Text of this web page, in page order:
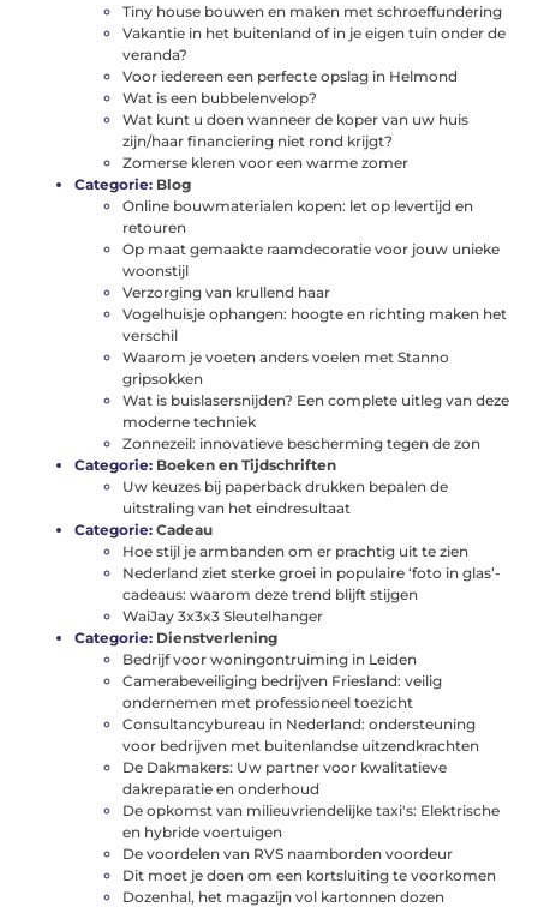
Tiny house bouwen en maken met schroeffundering
Vakantie in het buitenland of in je eigen tuin onder de
veranda?
Voor iedereen een perfecte opslag in Helmond
Wat is een bubbelenvelop?
Wat kunt u doen wanneer de koper van uw huis
zijn/haar financiering niet rond krijgt?
Zomerse kleren voor een warme zomer
Categorie: Blog
Online bouwmaterialen kopen: let op levertijd en
retouren
Op maat gemaakte raamdecoratie voor jouw unieke
woonstijl
Verzorging van krullend haar
Vogelhuisje ophangen: hoogte en richting maken het
verschil
Waarom je voeten anders voelen met Stanno
gripsokken
Wat is buislasersnijden? Een complete uitleg van deze
moderne techniek
Zonnezeil: innovatieve bescherming tegen de zon
Categorie: Boeken en Tijdschriften
Uw keuzes bij paperback drukken bepalen de
uitstraling van het eindresultaat
Categorie: Cadeau
Hoe stijl je armbanden om er prachtig uit te zien
Nederland ziet sterke groei in populaire ‘foto in glas’-
cadeaus: waarom deze trend blijft stijgen
WaiJay 3x3x3 Sleutelhanger
Categorie: Dienstverlening
Bedrijf voor woningontruiming in Leiden
Camerabeveiliging bedrijven Friesland: veilig
ondernemen met professioneel toezicht
Consultancybureau in Nederland: ondersteuning
voor bedrijven met buitenlandse uitzendkrachten
De Dakmakers: Uw partner voor kwalitatieve
dakreparatie en onderhoud
De opkomst van milieuvriendelijke taxi's: Elektrische
en hybride voertuigen
De voordelen van RVS naamborden voordeur
Dit moet je doen om een kortsluiting te voorkomen
Dozenhal, het magazijn vol kartonnen dozen